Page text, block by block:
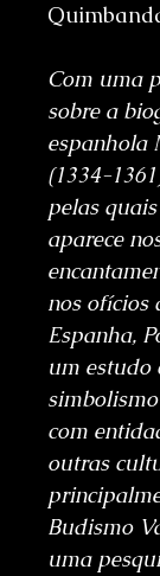
Com uma
sobre a
espanhola
(1334-
pelas
aparece
nos ofícios
Espanha,
um estudo
com
outras
Budismo
uma